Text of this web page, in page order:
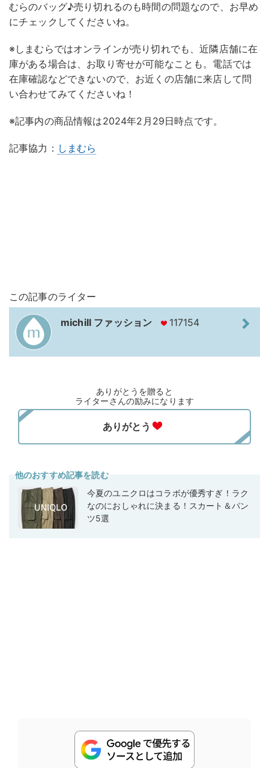
むらのバッグ♪売り切れるのも時間の問題なので、お早め
にチェックしてくださいね。
※しまむらではオンラインが売り切れでも、近隣店舗に在
庫がある場合は、お取り寄せが可能なことも。電話では
在庫確認などできないので、お近くの店舗に来店して問
い合わせてみてくださいね！
※記事内の商品情報は2024年2月29日時点です。
記事協力： しまむら
この記事のライター
michill ファッション 117154
ありがとうを贈ると
ライターさんの励みになります
他のおすすめ記事を読む
今夏のユニクロはコラボが優秀すぎ！ラク
なのにおしゃれに決まる！スカート＆パン
ツ5選